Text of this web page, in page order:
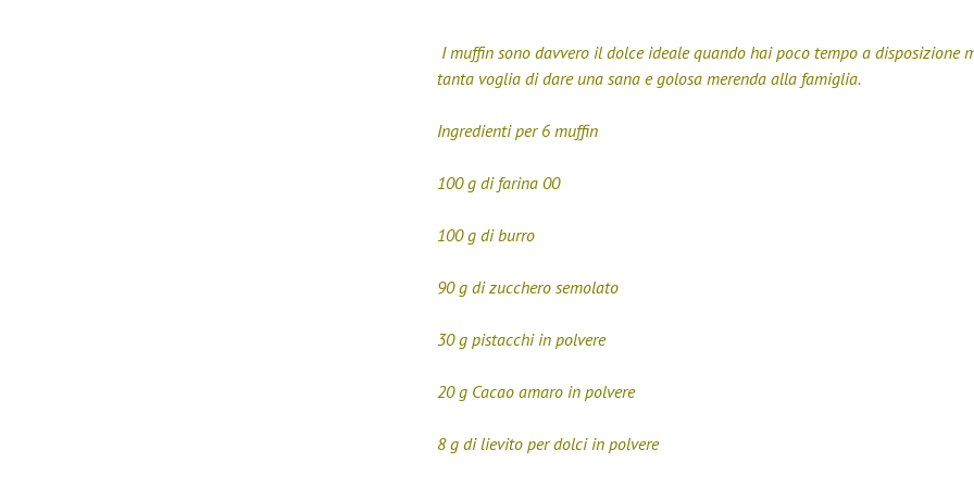
I muffin sono davvero il dolce ideale quando hai poco tempo a disposizione
tanta voglia di dare una sana e golosa merenda alla famiglia.
Ingredienti per 6 muffin
100 g di farina 00
100 g di burro
90 g di zucchero semolato
30 g pistacchi in polvere
20 g Cacao amaro in polvere
8 g di lievito per dolci in polvere